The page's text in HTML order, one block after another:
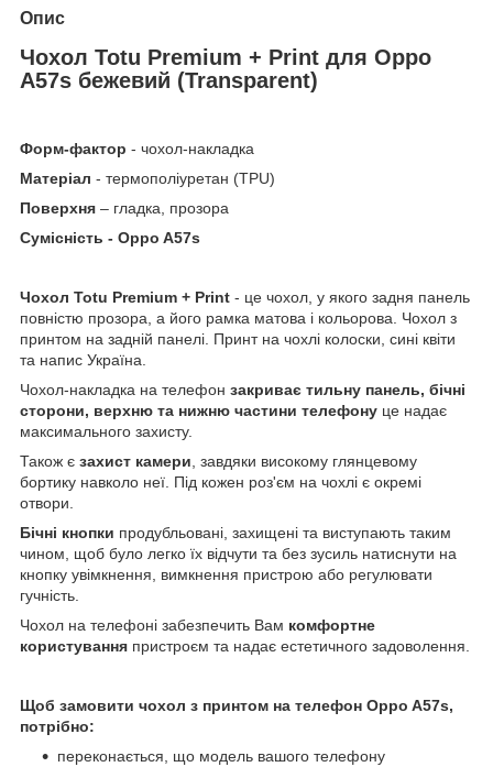
Опис
Чохол Totu Premium + Print для Oppo
A57s бежевий (Transparent)
Форм-фактор - чохол-накладка
Матеріал - термополіуретан (TPU)
Поверхня – гладка, прозора
Сумісність - Oppo A57s
Чохол Totu Premium + Print - це чохол, у якого задня панель
повністю прозора, а його рамка матова і кольорова. Чохол з
принтом на задній панелі. Принт на чохлі колоски, сині квіти
та напис Україна.
Чохол-накладка на телефон закриває тильну панель, бічні
сторони, верхню та нижню частини телефону це надає
максимального захисту.
Також є захист камери, завдяки високому глянцевому
бортику навколо неї. Під кожен роз'єм на чохлі є окремі
отвори.
Бічні кнопки продубльовані, захищені та виступають таким
чином, щоб було легко їх відчути та без зусиль натиснути на
кнопку увімкнення, вимкнення пристрою або регулювати
гучність.
Чохол на телефоні забезпечить Вам комфортне
користування пристроєм та надає естетичного задоволення.
Щоб замовити чохол з принтом на телефон Oppo A57s,
потрібно:
переконається, що модель вашого телефону